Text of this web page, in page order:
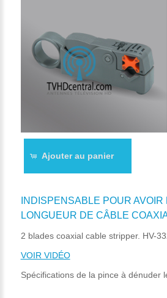
Ajouter au panier
INDISPENSABLE POUR AVOIR
LONGUEUR DE CÂBLE
2 blades coaxial cable stripper. HV-
VOIR VIDÉO
Spécifications de la pince à dénuder